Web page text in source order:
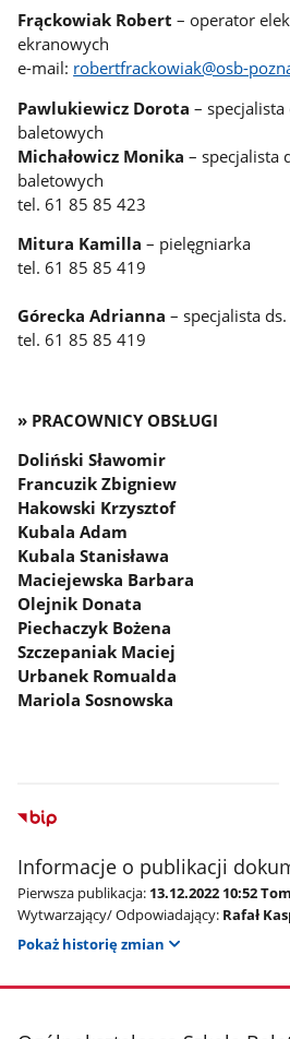
Frąckowiak Robert – operator
ekranowych
e-mail: robertfrackowiak@osb-
Pawlukiewicz Dorota –
baletowych
Michałowicz Monika – specjalista
baletowych
tel. 61 85 85 423
Mitura Kamilla – pielęgniarka
tel. 61 85 85 419
Górecka Adrianna – specjalista
tel. 61 85 85 419
» PRACOWNICY OBSŁUGI
Doliński Sławomir
Francuzik Zbigniew
Hakowski Krzysztof
Kubala Adam
Kubala Stanisława
Maciejewska Barbara
Olejnik Donata
Piechaczyk Bożena
Szczepaniak Maciej
Urbanek Romualda
Mariola Sosnowska
Informacje o publikacji
Pierwsza publikacja: 13.12.2022 10:52
Wytwarzający/ Odpowiadający: Rafał
Pokaż historię zmian